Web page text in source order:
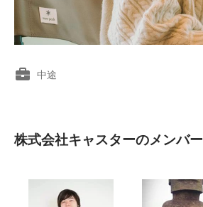
中途
株式会社キャスターのメンバー